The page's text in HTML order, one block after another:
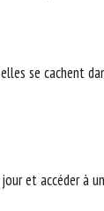
se cachent
et accéder à